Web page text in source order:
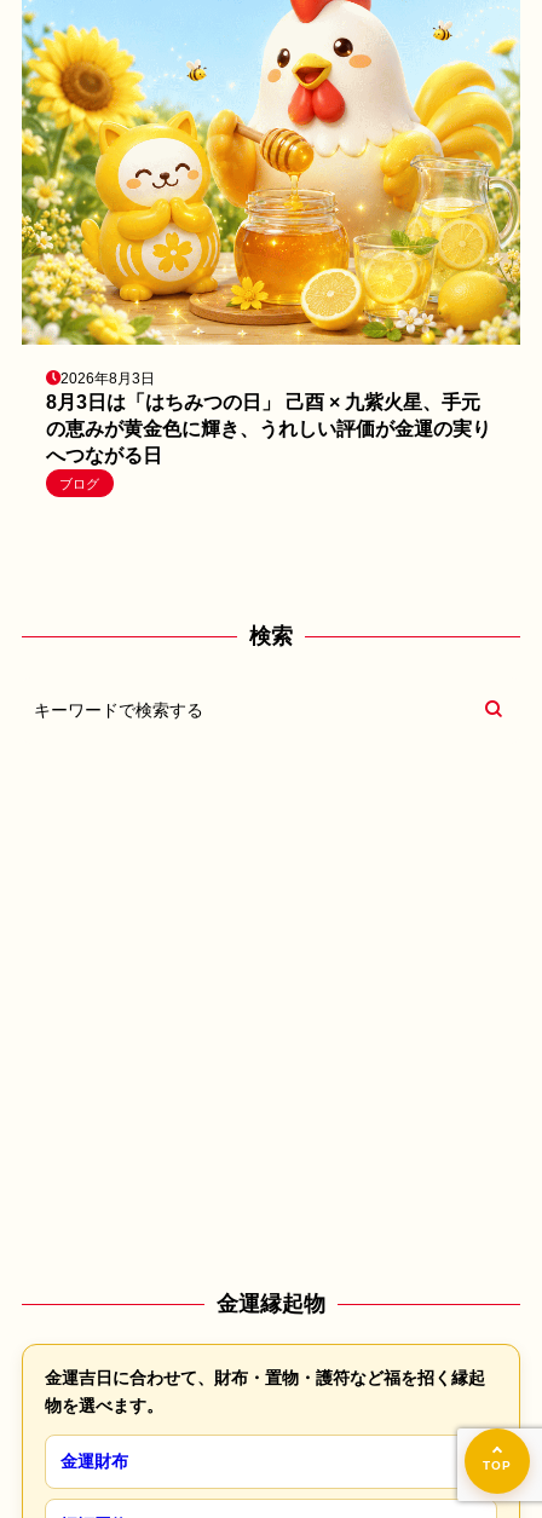
2026年8月3日
8月3日は「はちみつの日」 己酉 × 九紫火星、手元
の恵みが黄金色に輝き、うれしい評価が金運の実り
へつながる日
ブログ
検索
金運縁起物
金運吉日に合わせて、財布・置物・護符など福を招く縁起
物を選べます。
金運財布